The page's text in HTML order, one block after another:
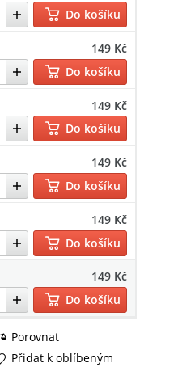
Do košíku
149 Kč
Do košíku
149 Kč
Do košíku
149 Kč
Do košíku
149 Kč
Do košíku
149 Kč
Do košíku
Porovnat
Přidat k oblíbeným